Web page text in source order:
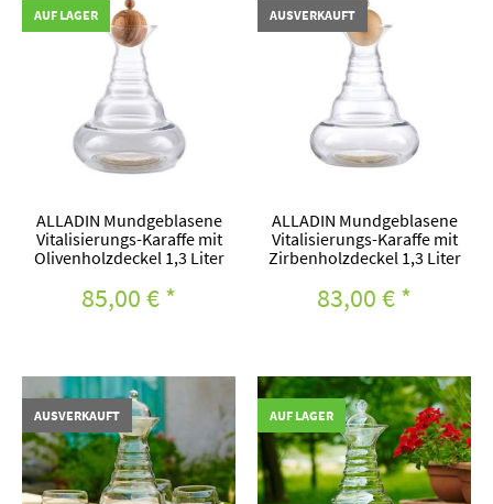
AUF LAGER
ALLADIN Mundgeblasene
Vitalisierungs-Karaffe mit
Olivenholzdeckel 1,3 Liter
85,00 €*
AUSVERKAUFT
ALLADIN Mundgeblasene
Vitalisierungs-Karaffe mit
Zirbenholzdeckel 1,3 Liter
83,00 €*
AUSVERKAUFT AUF LAGER